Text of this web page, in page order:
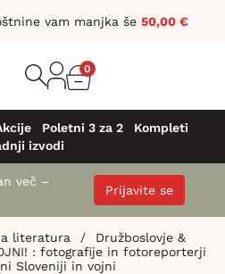
vam manjka še 50,00 €
0
Poletni 3 za 2
Kompleti
izvodi
več –
Prijavite se
literatura /
Družboslovje &
: fotografije in fotoreporterji
Sloveniji in vojni